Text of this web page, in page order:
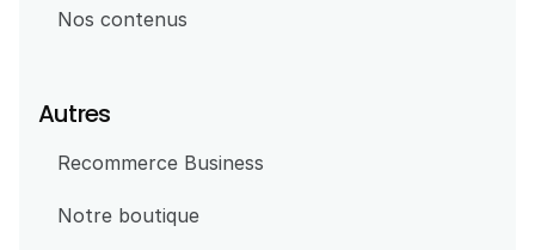
Nos contenus
Autres
Recommerce Business
Notre boutique